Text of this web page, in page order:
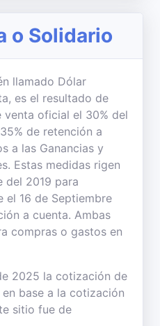
o Solidario
llamado Dólar
es el resultado de
venta oficial el 30% del
de retención a
a las Ganancias y
Estas medidas rigen
del 2019 para
el 16 de Septiembre
a cuenta. Ambas
compras o gastos en
2025 la cotización de
base a la cotización
sitio fue de